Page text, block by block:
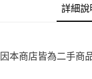
４．使用「AFTEE先享
５．嚴禁一人註冊多個
恩沛科技股份有限公司
詳細說
因本商店皆為二手商